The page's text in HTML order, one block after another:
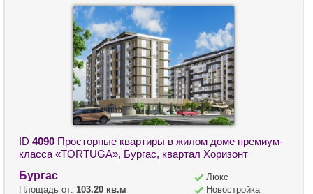
ID 4090 Просторные квартиры в жилом доме премиум-
класса «TORTUGA», Бургас, квартал Хоризонт
Бургас
Площадь от: 103.20 кв.м
Люкс
Новостройка